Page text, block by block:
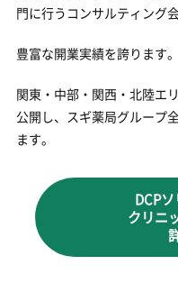
門に行うコンサルティング会
豊富な開業実績を誇ります。
関東・中部・関西・北陸エ
公開し、スギ薬局グループ
ます。
DCP
クリニ